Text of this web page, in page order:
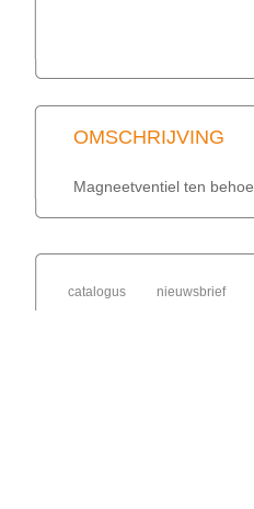
OMSCHRIJVING
Magneetventiel ten
catalogus nieuwsbrief